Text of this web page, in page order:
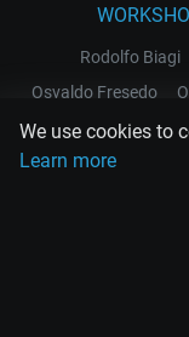
We use cookies to
Learn more
Rodolfo Biagi
Osvaldo Fresedo